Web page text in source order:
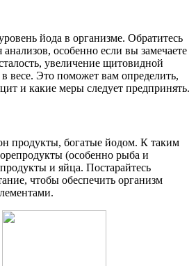
йода в организме. Обратитесь
анализов, особенно если вы замечаете
увеличение щитовидной
весе. Это поможет вам определить,
и какие меры следует предпринять.
продукты, богатые йодом. К таким
(особенно рыба и
и яйца. Постарайтесь
чтобы обеспечить организм